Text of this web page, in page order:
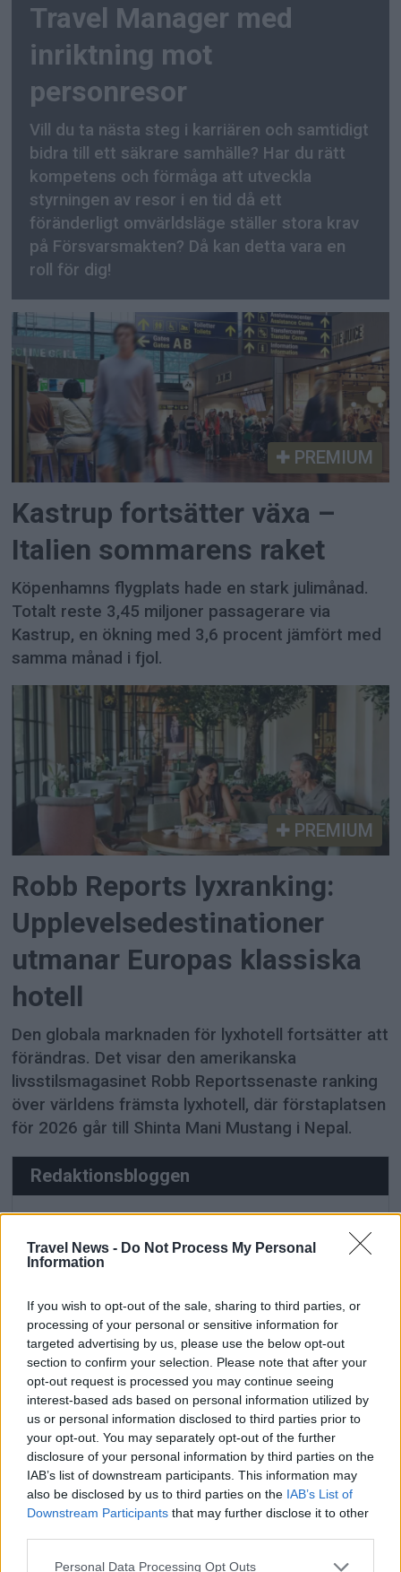
Travel News - Do Not Process My Personal
Information
If you wish to opt-out of the sale, sharing to third parties, or
processing of your personal or sensitive information for
targeted advertising by us, please use the below opt-out
section to confirm your selection. Please note that after your
opt-out request is processed you may continue seeing
interest-based ads based on personal information utilized by
us or personal information disclosed to third parties prior to
your opt-out. You may separately opt-out of the further
disclosure of your personal information by third parties on the
IAB’s list of downstream participants. This information may
also be disclosed by us to third parties on the IAB’s List of
Downstream Participants that may further disclose it to other
Personal Data Processing Opt Outs
Travel Manager med
inriktning mot
personresor
Vill du ta nästa steg i karriären och samtidigt
bidra till ett säkrare samhälle? Har du rätt
kompetens och förmåga att utveckla
styrningen av resor i en tid då ett
föränderligt omvärldsläge ställer stora krav
på Försvarsmakten? Då kan detta vara en
roll för dig!
PREMIUM
Kastrup fortsätter växa –
Italien sommarens raket
Köpenhamns flygplats hade en stark julimånad.
Totalt reste 3,45 miljoner passagerare via
Kastrup, en ökning med 3,6 procent jämfört med
samma månad i fjol.
PREMIUM
Robb Reports lyxranking:
Upplevelsedestinationer
utmanar Europas klassiska
hotell
Den globala marknaden för lyxhotell fortsätter att
förändras. Det visar den amerikanska
livsstilsmagasinet Robb Reportssenaste ranking
över världens främsta lyxhotell, där förstaplatsen
för 2026 går till Shinta Mani Mustang i Nepal.
Redaktionsbloggen
Kroatiska smaker lockade media
och influencers till Stockholm
Turkisk matkultur i fokus på
Djurgården – Turkish Cuisine Week
firades i Stockholm
Ny resemässa genomfördes i
Stockholm